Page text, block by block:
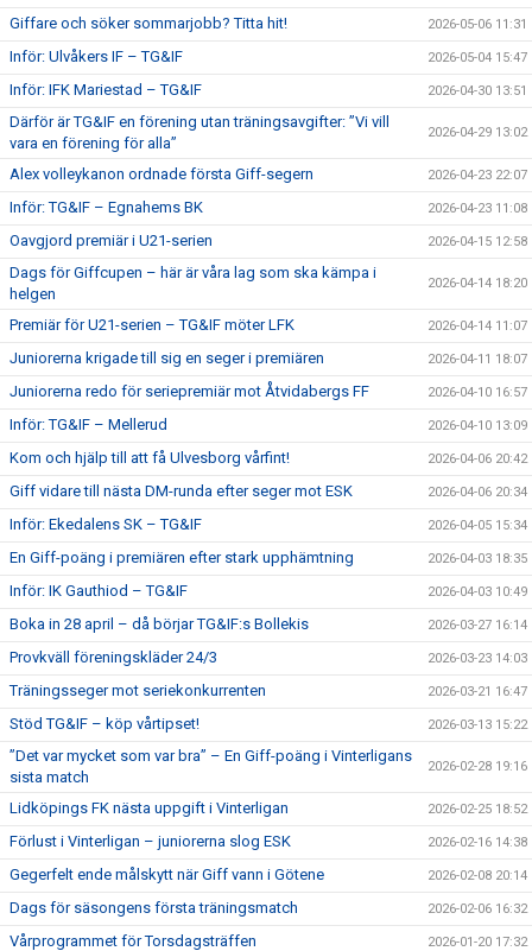
Giffare och söker sommarjobb? Titta hit! 2026-05-06 11:31
Inför: Ulvåkers IF – TG&IF 2026-05-04 15:47
Inför: IFK Mariestad – TG&IF 2026-04-30 13:51
Därför är TG&IF en förening utan träningsavgifter: ”Vi vill
vara en förening för alla”
2026-04-29 13:02
Alex volleykanon ordnade första Giff-segern 2026-04-23 22:07
Inför: TG&IF – Egnahems BK 2026-04-23 11:08
Oavgjord premiär i U21-serien 2026-04-15 12:58
Dags för Giffcupen – här är våra lag som ska kämpa i
helgen
2026-04-14 18:20
Premiär för U21-serien – TG&IF möter LFK 2026-04-14 11:07
Juniorerna krigade till sig en seger i premiären 2026-04-11 18:07
Juniorerna redo för seriepremiär mot Åtvidabergs FF 2026-04-10 16:57
Inför: TG&IF – Mellerud 2026-04-10 13:09
Kom och hjälp till att få Ulvesborg vårfint! 2026-04-06 20:42
Giff vidare till nästa DM-runda efter seger mot ESK 2026-04-06 20:34
Inför: Ekedalens SK – TG&IF 2026-04-05 15:34
En Giff-poäng i premiären efter stark upphämtning 2026-04-03 18:35
Inför: IK Gauthiod – TG&IF 2026-04-03 10:49
Boka in 28 april – då börjar TG&IF:s Bollekis 2026-03-27 16:14
Provkväll föreningskläder 24/3 2026-03-23 14:03
Träningsseger mot seriekonkurrenten 2026-03-21 16:47
Stöd TG&IF – köp vårtipset! 2026-03-13 15:22
”Det var mycket som var bra” – En Giff-poäng i Vinterligans
sista match
2026-02-28 19:16
Lidköpings FK nästa uppgift i Vinterligan 2026-02-25 18:52
Förlust i Vinterligan – juniorerna slog ESK 2026-02-16 14:38
Gegerfelt ende målskytt när Giff vann i Götene 2026-02-08 20:14
Dags för säsongens första träningsmatch 2026-02-06 16:32
Vårprogrammet för Torsdagsträffen 2026-01-20 17:32